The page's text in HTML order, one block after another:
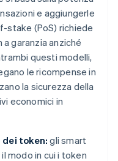
e aggiungerle
stake (PoS) richiede
garanzia anziché
questi modelli,
le ricompense in
la sicurezza della
economici in
token: gli smart
modo in cui i token